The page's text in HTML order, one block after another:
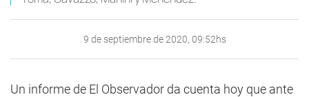
9 de septiembre de 2020, 09:52hs
Un informe de El Observador da cuenta hoy que ante